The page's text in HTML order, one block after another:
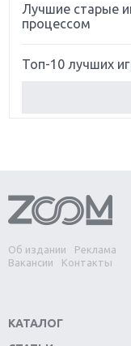
Лучшие старые
процессом
Топ-10 лучших
Обзор игры
Две важных
Divinity Original
Switch
Об издании
Реклама
Вакансии
Контакты
КАТАЛОГ